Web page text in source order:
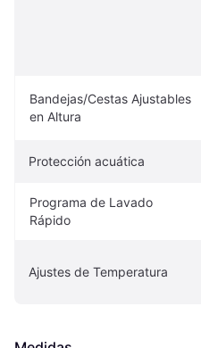
Bandejas/Cestas Ajustables
en Altura
Protección acuática
Programa de Lavado
Rápido
Ajustes de Temperatura